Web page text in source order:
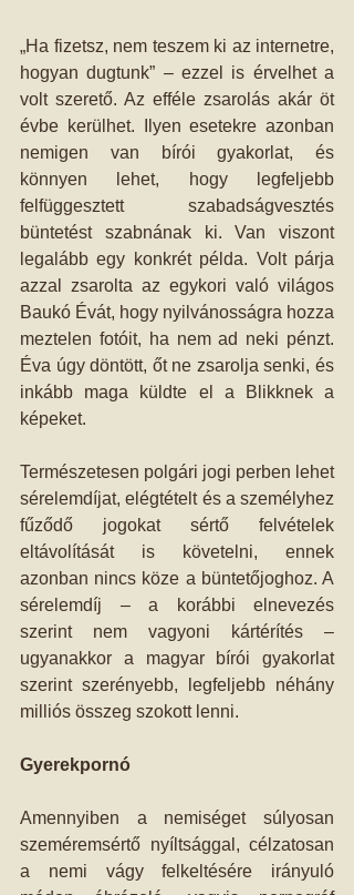
„Ha fizetsz, nem teszem ki az internetre,
hogyan dugtunk” – ezzel is érvelhet a
volt szerető. Az efféle zsarolás akár öt
évbe kerülhet. Ilyen esetekre azonban
nemigen van bírói gyakorlat, és
könnyen lehet, hogy legfeljebb
felfüggesztett szabadságvesztés
büntetést szabnának ki. Van viszont
legalább egy konkrét példa. Volt párja
azzal zsarolta az egykori való világos
Baukó Évát, hogy nyilvánosságra hozza
meztelen fotóit, ha nem ad neki pénzt.
Éva úgy döntött, őt ne zsarolja senki, és
inkább maga küldte el a Blikknek a
képeket.
Természetesen polgári jogi perben lehet
sérelemdíjat, elégtételt és a személyhez
fűződő jogokat sértő felvételek
eltávolítását is követelni, ennek
azonban nincs köze a büntetőjoghoz. A
sérelemdíj – a korábbi elnevezés
szerint nem vagyoni kártérítés –
ugyanakkor a magyar bírói gyakorlat
szerint szerényebb, legfeljebb néhány
milliós összeg szokott lenni.
Gyerekpornó
Amennyiben a nemiséget súlyosan
szeméremsértő nyíltsággal, célzatosan
a nemi vágy felkeltésére irányuló